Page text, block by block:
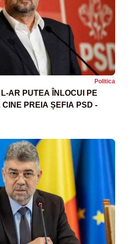
Politica
AR PUTEA ÎNLOCUI PE
PREIA ȘEFIA PSD -